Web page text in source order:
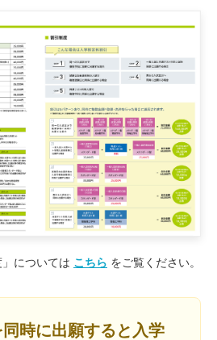
」については こちら をご覧ください。
時に出願すると入学